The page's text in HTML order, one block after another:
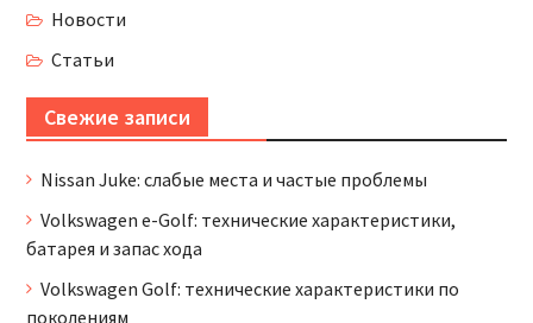
Новости
Статьи
Свежие записи
Nissan Juke: слабые места и частые проблемы
Volkswagen e-Golf: технические характеристики,
батарея и запас хода
Volkswagen Golf: технические характеристики по
поколениям